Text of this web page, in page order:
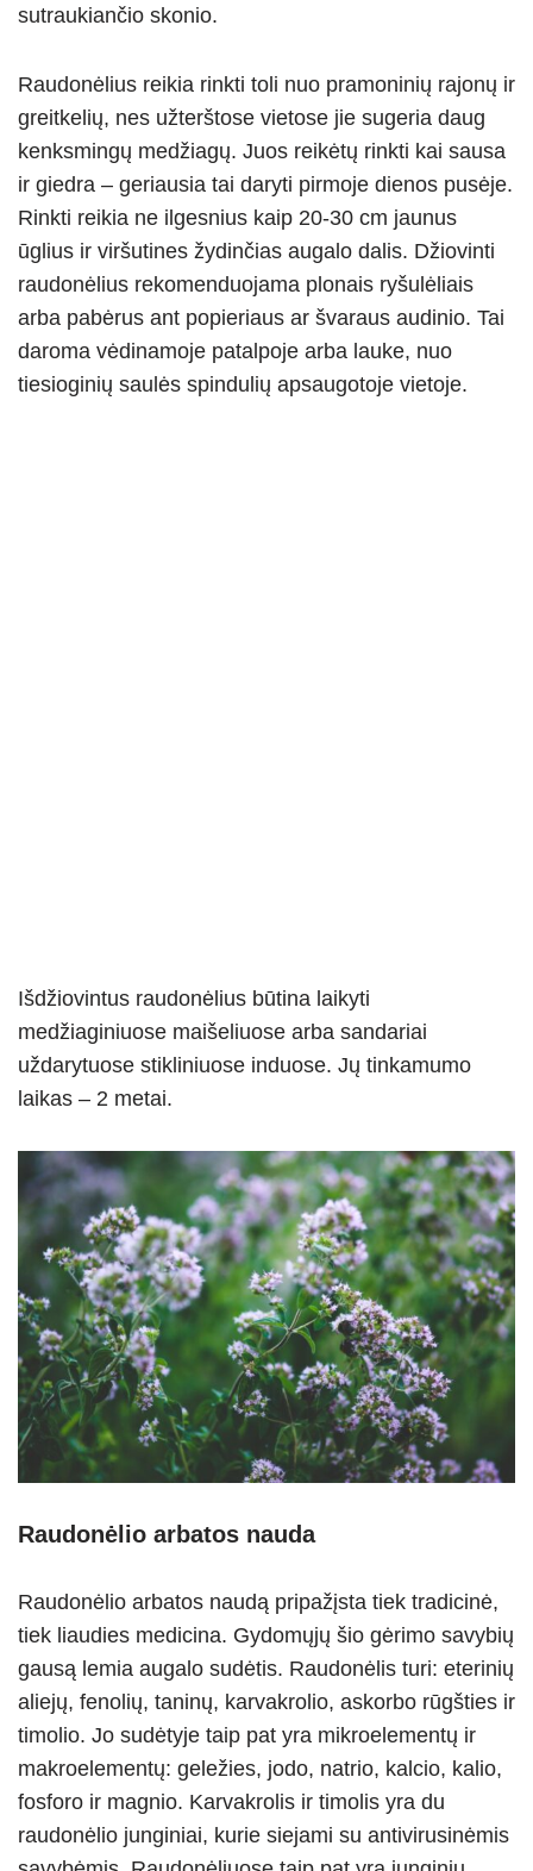
sutraukiančio skonio.
Raudonėlius reikia rinkti toli nuo pramoninių rajonų ir
greitkelių, nes užterštose vietose jie sugeria daug
kenksmingų medžiagų. Juos reikėtų rinkti kai sausa
ir giedra – geriausia tai daryti pirmoje dienos pusėje.
Rinkti reikia ne ilgesnius kaip 20-30 cm jaunus
ūglius ir viršutines žydinčias augalo dalis. Džiovinti
raudonėlius rekomenduojama plonais ryšulėliais
arba pabėrus ant popieriaus ar švaraus audinio. Tai
daroma vėdinamoje patalpoje arba lauke, nuo
tiesioginių saulės spindulių apsaugotoje vietoje.
Išdžiovintus raudonėlius būtina laikyti
medžiaginiuose maišeliuose arba sandariai
uždarytuose stikliniuose induose. Jų tinkamumo
laikas – 2 metai.
Raudonėlio arbatos nauda
Raudonėlio arbatos naudą pripažįsta tiek tradicinė,
tiek liaudies medicina. Gydomųjų šio gėrimo savybių
gausą lemia augalo sudėtis. Raudonėlis turi: eterinių
aliejų, fenolių, taninų, karvakrolio, askorbo rūgšties ir
timolio. Jo sudėtyje taip pat yra mikroelementų ir
makroelementų: geležies, jodo, natrio, kalcio, kalio,
fosforo ir magnio. Karvakrolis ir timolis yra du
raudonėlio junginiai, kurie siejami su antivirusinėmis